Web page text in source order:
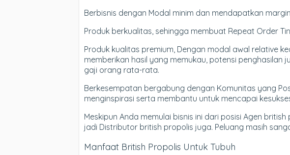
Berbisnis dengan Modal minim dan mendapatkan
Produk berkualitas, sehingga membuat Repeat Order
Produk kualitas premium, Dengan modal awal relative
memberikan hasil yang memukau, potensi penghasilan
gaji orang rata-rata.
Berkesempatan bergabung dengan Komunitas yang
menginspirasi serta membantu untuk mencapai
Meskipun Anda memulai bisnis ini dari posisi Agen
jadi Distributor british propolis juga. Peluang masih
Manfaat British Propolis Untuk Tubuh